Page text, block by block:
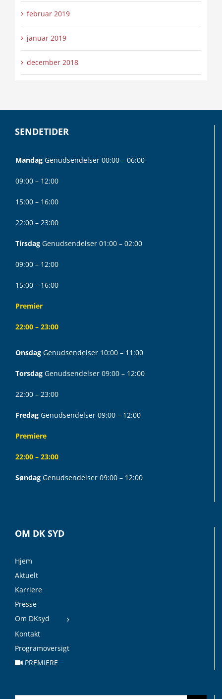
februar 2019
januar 2019
december 2018
SENDETIDER
Mandag Genudsendelser 00:00 – 06:00
09:00 – 12:00
15:00 – 16:00
22:00 – 23:00
Tirsdag Genudsendelser 01:00 – 02:00
09:00 – 12:00
15:00 – 16:00
Premier
22:00 – 23:00
Onsdag Genudsendelser 10:00 – 11:00
Torsdag Genudsendelser 09:00 – 12:00
22:00 – 23:00
Fredag Genudsendelser 09:00 – 12:00
Premiere
22:00 – 23:00
Søndag Genudsendelser 09:00 – 12:00
OM DK SYD
Hjem
Aktuelt
Karriere
Presse
Om DKsyd
Kontakt
Programoversigt
PREMIERE